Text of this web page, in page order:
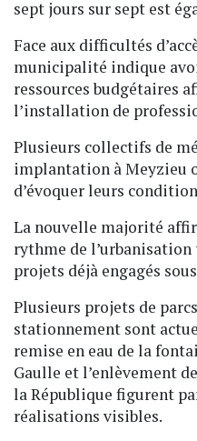
sept jours sur sept est
Face aux difficultés
municipalité indique
ressources budgétaires
l’installation de
Plusieurs collectifs de
implantation à Meyzieu
d’évoquer leurs
La nouvelle majorité
rythme de
projets déjà engagés
Plusieurs projets de
stationnement sont
remise en eau de la
Gaulle et l’enlèvement
la République figurent
réalisations visibles.